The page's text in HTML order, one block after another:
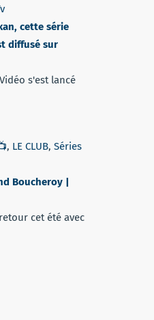
cette série
diffusé sur
s'est lancé
, LE CLUB, Séries
Boucheroy |
cet été avec